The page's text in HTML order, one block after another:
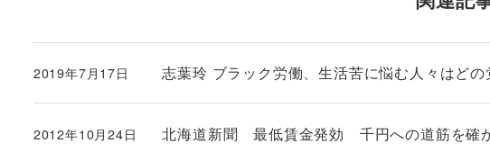
志葉玲 ブラック労働、生活苦に悩む人々はど
投稿日
2019年7月17日
北海道新聞 最低賃金発効 千円への道筋を確
投稿日
2012年10月24日